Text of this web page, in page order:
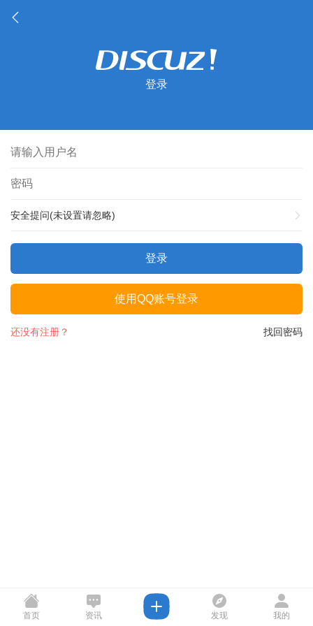
登录
安全提问(未设置请忽略)
登录
使用QQ账号登录
找回密码
还没有注册？
首页 资讯 发现 我的